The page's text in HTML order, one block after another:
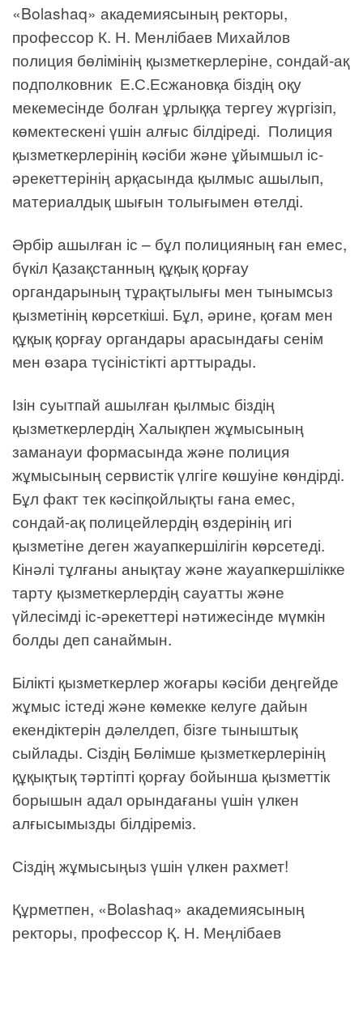
«Bolashaq» академиясының ректоры,
профессор К. Н. Менлібаев Михайлов
полиция бөлімінің қызметкерлеріне, сондай-ақ
подполковник Е.С.Есжановқа біздің оқу
мекемесінде болған ұрлыққа тергеу жүргізіп,
көмектескені үшін алғыс білдіреді. Полиция
қызметкерлерінің кәсіби және ұйымшыл іс-
әрекеттерінің арқасында қылмыс ашылып,
материалдық шығын толығымен өтелді.
Әрбір ашылған іс – бұл полицияның ған емес,
бүкіл Қазақстанның құқық қорғау
органдарының тұрақтылығы мен тынымсыз
қызметінің көрсеткіші. Бұл, әрине, қоғам мен
құқық қорғау органдары арасындағы сенім
мен өзара түсіністікті арттырады.
Ізін суытпай ашылған қылмыс біздің
қызметкерлердің Халықпен жұмысының
заманауи формасында және полиция
жұмысының сервистік үлгіге көшуіне көндірді.
Бұл факт тек кәсіпқойлықты ғана емес,
сондай-ақ полицейлердің өздерінің игі
қызметіне деген жауапкершілігін көрсетеді.
Кінәлі тұлғаны анықтау және жауапкершілікке
тарту қызметкерлердің сауатты және
үйлесімді іс-әрекеттері нәтижесінде мүмкін
болды деп санаймын.
Білікті қызметкерлер жоғары кәсіби деңгейде
жұмыс істеді және көмекке келуге дайын
екендіктерін дәлелдеп, бізге тыныштық
сыйлады. Сіздің Бөлімше қызметкерлерінің
құқықтық тәртіпті қорғау бойынша қызметтік
борышын адал орындағаны үшін үлкен
алғысымызды білдіреміз.
Сіздің жұмысыңыз үшін үлкен рахмет!
Құрметпен, «Bolashaq» академиясының
ректоры, профессор Қ. Н. Меңлібаев